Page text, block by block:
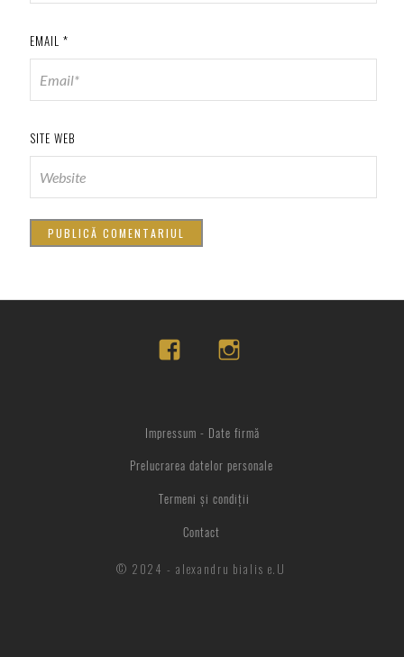
EMAIL *
SITE WEB
Prelucrarea datelor personale
Impressum - Date firmă
© 2024 - alexandru bialis e.U
Contact
Termeni și condiții